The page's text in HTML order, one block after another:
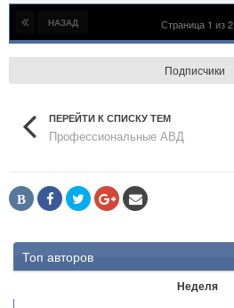
НАЗАД Страница 1 из 2
Подписчики
ПЕРЕЙТИ К СПИСКУ ТЕМ
Профессиональные АВД
В
Топ авторов
Неделя